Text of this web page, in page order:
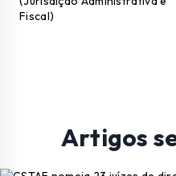
Fiscal)
Artigos